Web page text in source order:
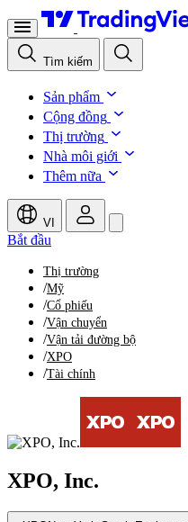
Tìm kiếm
Sản phẩm
Cộng đồng
Thị trường
Nhà môi giới
Thêm nữa
VI
Bắt đầu
Thị trường
/Mỹ
/Cổ phiếu
/Vận chuyển
/Vận tải đường bộ
/XPO
/Tài chính
XPO, Inc.